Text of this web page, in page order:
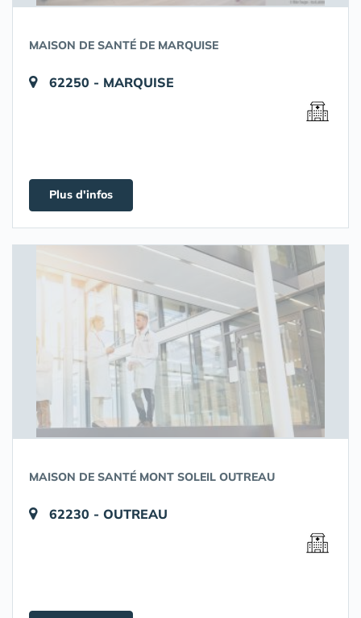
MAISON DE SANTÉ DE MARQUISE
62250 - MARQUISE
Plus d'infos
MAISON DE SANTÉ MONT SOLEIL OUTREAU
62230 - OUTREAU